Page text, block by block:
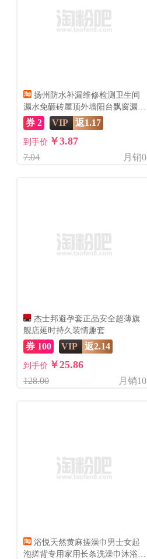
扬州防水补漏维修检测卫生间
漏水免砸砖屋顶外墙阳台飘窗漏水
维修
券 2 VIP 返1.17
到手价 ￥3.87
7.04 月销0
杰士邦避孕套正品安全超薄旗
舰店延时持久装情趣套
券 100 VIP 返2.14
到手价 ￥25.86
128.00 月销10
浴悦天然黄麻搓澡巾男士女起
泡搓背专用家用长条洗澡巾沐浴新